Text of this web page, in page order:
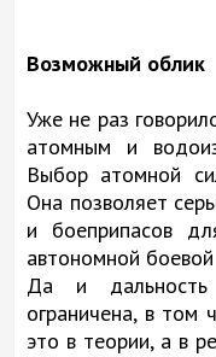
Возможный облик
Уже не раз
атомным и
Выбор атомной
Она позволяет
и боеприпасов
автономной
Да и дальность
ограничена, в
это в теории, а в